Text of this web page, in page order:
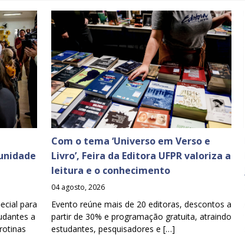
para
a
Com o tema ‘Universo em Verso e
Livro’, Feira da Editora UFPR valoriza a
leitura e o conhecimento
04 agosto, 2026
Evento reúne mais de 20 editoras, descontos a
partir de 30% e programação gratuita, atraindo
estudantes, pesquisadores e […]